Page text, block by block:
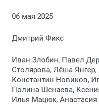
06 мая 2025
Дмитрий Фикс
Иван Злобин, Павел
Столярова, Лёша
Константин Новиков,
Полина Шенаева,
Илья Мацюк, Анастасия